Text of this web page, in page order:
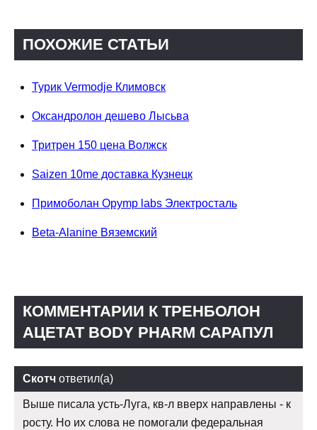
ПОХОЖИЕ СТАТЬИ
Турик Vermodje Климовск
Оксандролон дешево Лысьва
Тритрен 150 цена Волжск
Saizen 10me доставка Кузнецк
Примоболан Opymp labs Электросталь
Beta-Alanine Вяземский
КОММЕНТАРИИ К ТРЕНБОЛОН
АЦЕТАТ BODY PHARM САРАПУЛ
Скотч ответил(а)
Выше писала усть-Луга, кв-л вверх направлены - к
росту. Но их слова не помогали федеральная